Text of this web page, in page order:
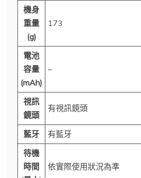
機身
重量
(g)
173
電池
容量
(mAh)
–
視訊
鏡頭
有視訊鏡頭
藍牙
有藍牙
待機
時間
依實際使用狀況為準